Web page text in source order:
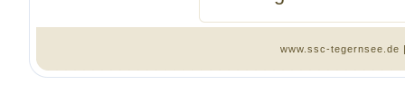
www.ssc-tegernsee.de